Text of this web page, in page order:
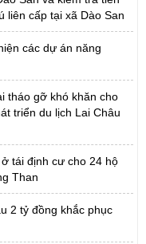
liên cấp tại xã Dào San
các dự án năng
tháo gỡ khó khăn cho
triển du lịch Lai Châu
tái định cư cho 24 hộ
Than
2 tỷ đồng khắc phục